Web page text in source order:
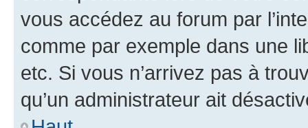
vous accédez au forum par
comme par exemple dans une
etc. Si vous n’arrivez pas à
qu’un administrateur ait